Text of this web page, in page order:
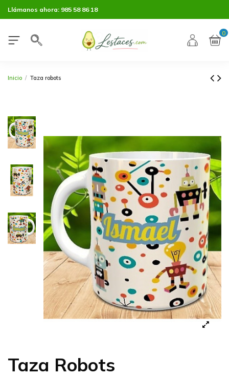
Llámanos ahora: 985 58 86 18
0
Inicio Taza robots
Taza Robots